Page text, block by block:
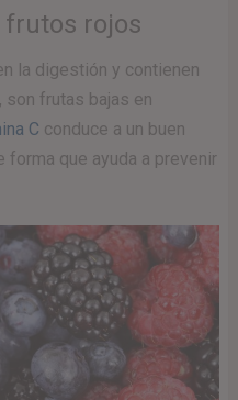
frutos rojos
la digestión y contienen
son frutas bajas en
C conduce a un buen
que ayuda a prevenir